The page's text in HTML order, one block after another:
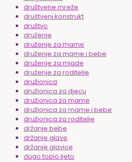
društvene mreže
društveni konstrukt
društvo
druženje
druženje za mame
druženje za mame i bebe
druženje za mlade
druženje za roditelje
družionica
družionica za djecu
družionica za mame
družionica za mame i bebe
družionica za roditelje
držanje bebe
držanje glave
držanje glavice
dugo toplo ljeto